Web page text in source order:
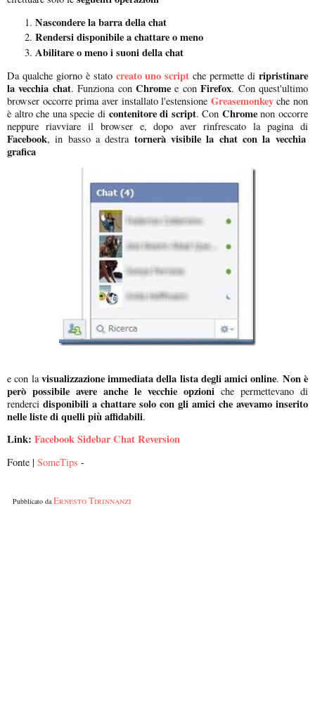
Nascondere la barra della chat
Rendersi disponibile a chattare o meno
Abilitare o meno i suoni della chat
Da qualche giorno è stato creato uno script che permette di ripristinare
la vecchia chat. Funziona conChrome e conFirefox. Con quest'ultimo
browser occorre prima aver installato l'estensione Greasemonkeyche non
è altro che una specie di contenitore di script. Con Chromenon occorre
neppure riavviare il browser e, dopo aver rinfrescato la pagina di
Facebook, in basso a destratornerà visibile la chat con la vecchia
grafica
e con la visualizzazione immediata della lista degli amici online. Non è
però possibile avere anche le vecchie opzioni che permettevano di
renderci disponibili a chattare solo con gli amici che avevamo inserito
nelle liste di quelli più affidabili.
Link: Facebook Sidebar Chat Reversion
Fonte | SomeTips -
Pubblicato da Ernesto Tirinnanzi